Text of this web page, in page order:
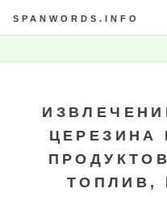
SPANWORDS.INFO
ЦЕРЕЗИНА
ТОПЛИВ,